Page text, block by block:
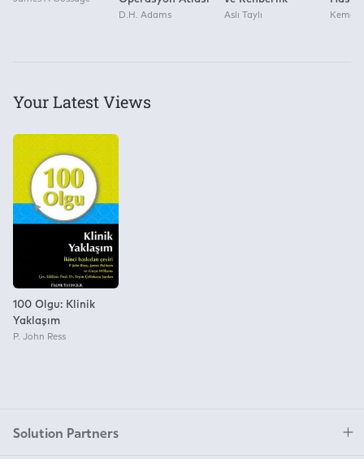
D.H. Adams Aslı Taylı Kemal
Your Latest Views
100 Olgu: Klinik
Yaklaşım
P. John Ress
Solution Partners